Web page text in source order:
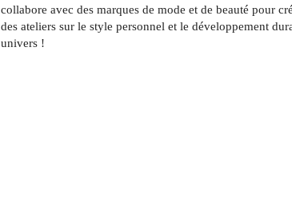
collabore avec des marques de mode et de beauté pour
des ateliers sur le style personnel et le développement
univers !